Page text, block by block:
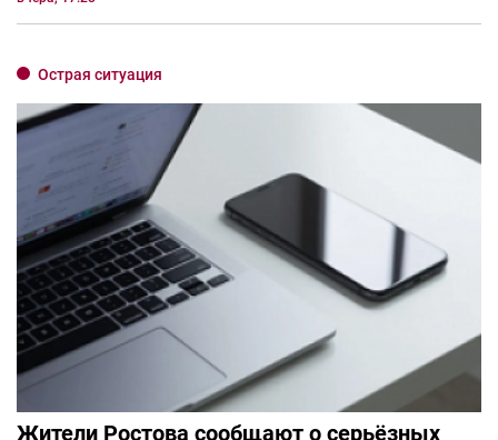
Острая ситуация
Жители Ростова сообщают о серьёзных